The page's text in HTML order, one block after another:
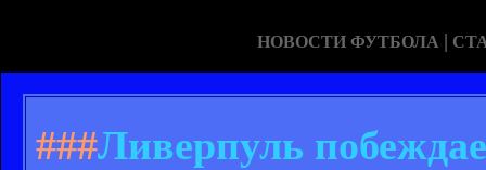
НОВОСТИ ФУТБОЛА |
###Ливерпуль